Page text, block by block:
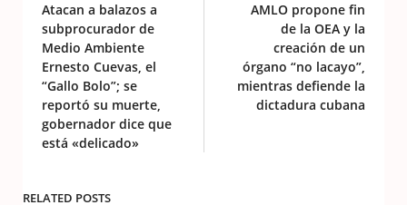
Atacan a balazos a
subprocurador de
Medio Ambiente
Ernesto Cuevas, el
“Gallo Bolo”; se
reportó su muerte,
gobernador dice que
está «delicado»
AMLO propone fin
de la OEA y la
creación de un
órgano “no lacayo”,
mientras defiende la
dictadura cubana
RELATED POSTS